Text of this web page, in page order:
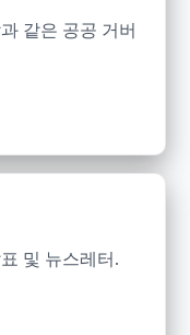
같은 공공 거버
및 뉴스레터.